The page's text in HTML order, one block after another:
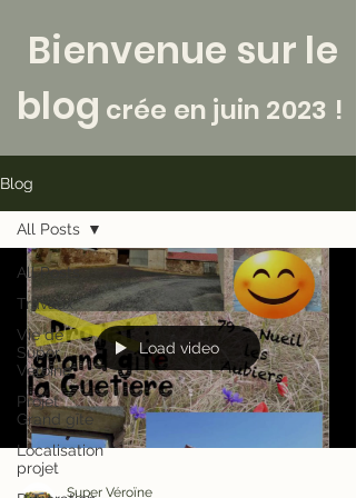
Bienvenue sur le
blog crée en juin 2023 !
Blog
All Posts
Travaux
Vie de
Super
Véroïne
Projet
Grand gîte
Localisation
projet
All Posts
Load video
Super Véroïne